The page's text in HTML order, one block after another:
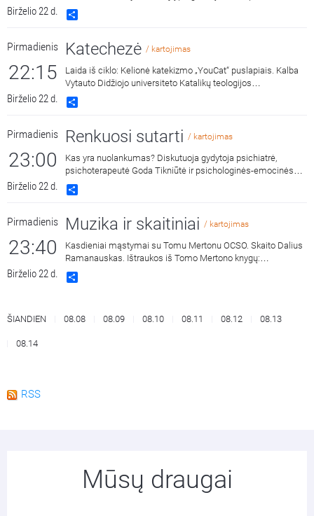
Birželio 22 d.
Obelenienė ir studentai. Laidą veda Mindaugas Advilonis.
Pirmadienis
22:15
Birželio 22 d.
Katechezė / kartojimas
Laida iš ciklo: Kelionė katekizmo „YouCat“ puslapiais. Kalba
Vytauto Didžiojo universiteto Katalikų teologijos
fakulteto dėstytojas, prof. Artūras Lukaševičius.
Pirmadienis
23:00
Birželio 22 d.
Renkuosi sutarti / kartojimas
Kas yra nuolankumas? Diskutuoja gydytoja psichiatrė,
psichoterapeutė Goda Tikniūtė ir psichologinės-emocinės
sveikatos specialistė Janina Sabaitė.
Pirmadienis
23:40
Birželio 22 d.
Muzika ir skaitiniai / kartojimas
Kasdieniai mąstymai su Tomu Mertonu OCSO. Skaito Dalius
Ramanauskas. Ištraukos iš Tomo Mertono knygų:
„Septynaukštis kalnas“, išleido „Katalikų pasaulio leidiniai“,
2011 m. ir „Jonos ženklas“, išleido „Katalikų pasaulio leidiniai“,
ŠIANDIEN 08.08 08.09 08.10 08.11 08.12 08.13
08.14
RSS
Mūsų draugai